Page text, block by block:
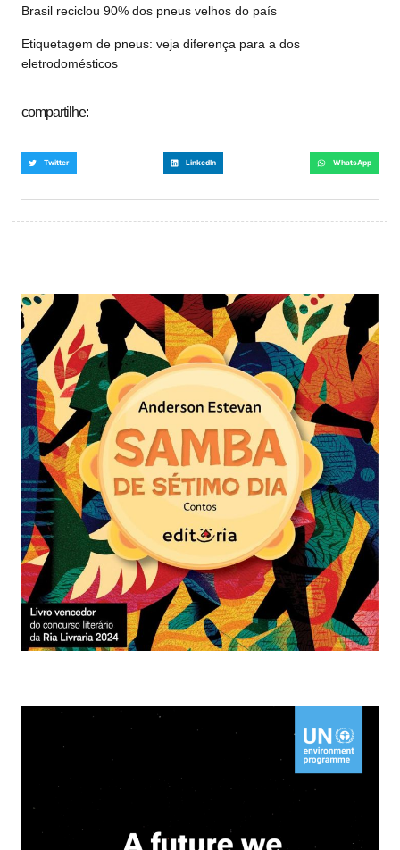
Brasil reciclou 90% dos pneus velhos do país
Etiquetagem de pneus: veja diferença para a dos
eletrodomésticos
compartilhe:
Twitter LinkedIn WhatsApp